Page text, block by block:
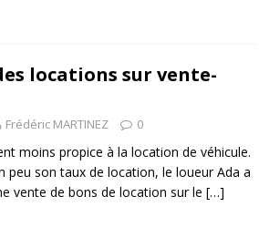
locations sur vente-
Frédéric MARTINEZ 0
moins propice à la location de véhicule.
peu son taux de location, le loueur Ada a
vente de bons de location sur le […]